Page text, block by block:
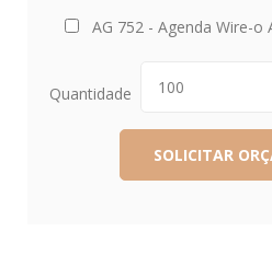
AG 752 - Agenda Wire-o
Quantidade